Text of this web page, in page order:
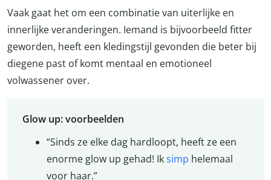
Vaak gaat het om een combinatie van uiterlijke en
innerlijke veranderingen. Iemand is bijvoorbeeld fitter
geworden, heeft een kledingstijl gevonden die beter bij
diegene past of komt mentaal en emotioneel
volwassener over.
Glow up: voorbeelden
“Sinds ze elke dag hardloopt, heeft ze een
enorme glow up gehad! Iksimp helemaal
voor haar.”